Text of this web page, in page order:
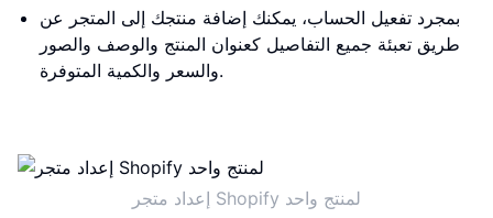
بمجرد تفعيل الحساب، يمكنك إضافة منتجك إلى المتجر عن
طريق تعبئة جميع التفاصيل كعنوان المنتج والوصف والصور
والسعر والكمية المتوفرة.
إعداد متجر Shopify لمنتج واحد